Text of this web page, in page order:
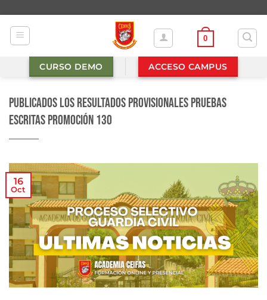
contenido
0
CURSO DEMO ACCESO CAMPUS
Publicados los resultados provisionales pruebas
escritas Promoción 130
16
Oct